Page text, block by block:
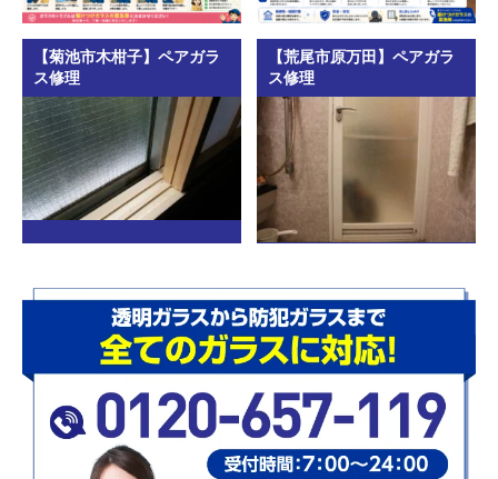
【菊池市木柑子】ペアガラ
ス修理
【荒尾市原万田】ペアガラ
ス修理